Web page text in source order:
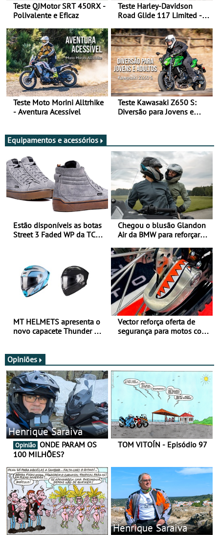
Teste QJMotor SRT 450RX -
Polivalente e Eficaz
Teste Harley-Davidson
Road Glide 117 Limited - A
Teste Moto Morini Alltrhike
- Aventura Acessível
Teste Kawasaki Z650 S:
Diversão para Jovens e
Equipamentos e acessórios
Estão disponíveis as botas
Street 3 Faded WP da TCX
Chegou o blusão Glandon
Air da BMW para reforçar
verão
MT HELMETS apresenta o
novo capacete Thunder 4 R
Vector reforça oferta de
segurança para motos com
Opiniões
Henrique Saraiva
Opinião
100 MILHÕES?
TOM VITOÍN - Episódio 97
Henrique Saraiva